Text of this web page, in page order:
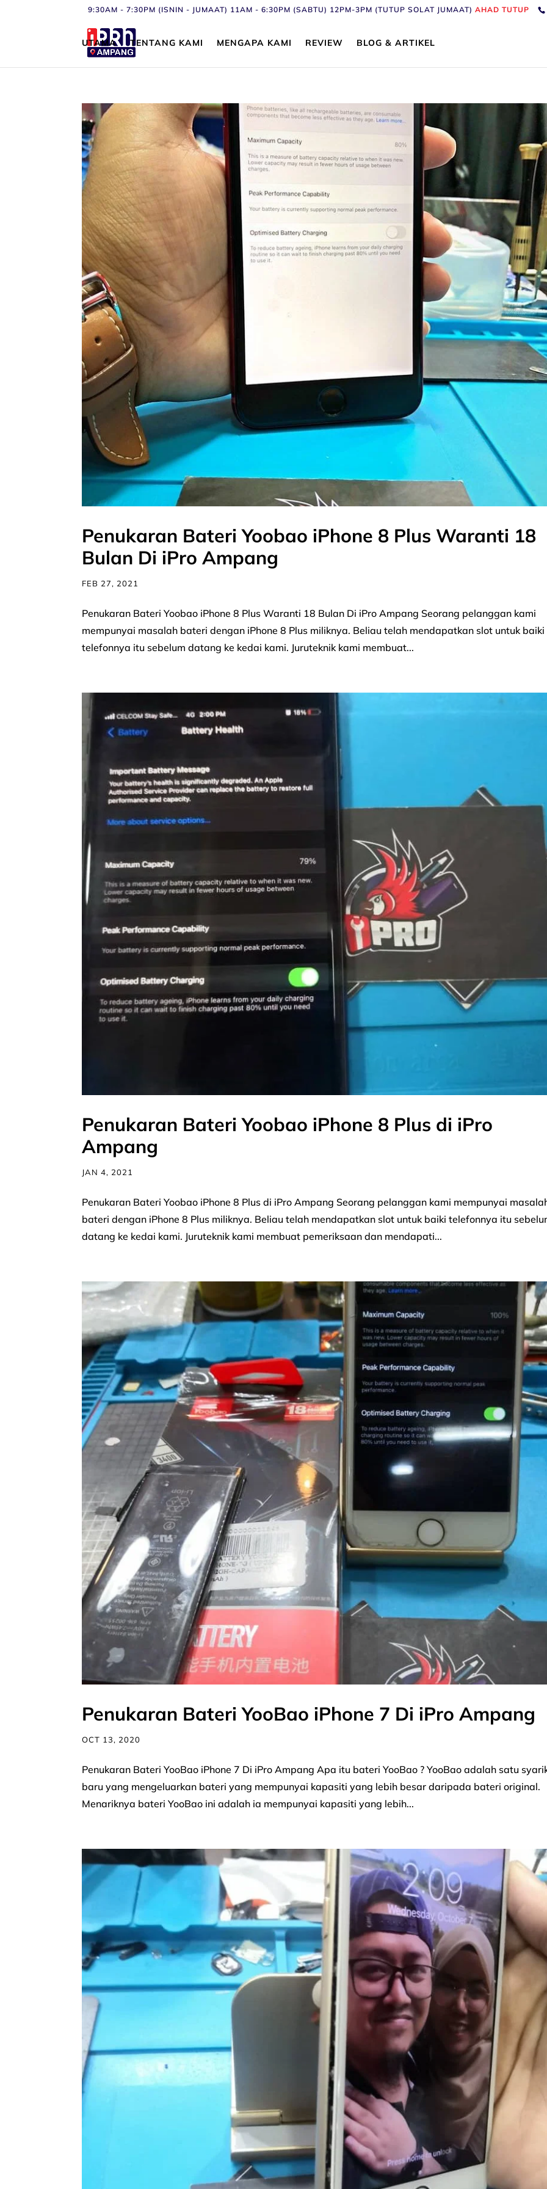
9:30AM - 7:30PM (ISNIN - JUMAAT) 11AM - 6:30PM (SABTU) 12PM-3PM (TUTUP SOLAT JUMAAT)AHAD TUTUP
UTAMA TENTANG KAMI MENGAPA KAMI REVIEW BLOG & ARTIKEL
Penukaran Bateri Yoobao iPhone 8 Plus Waranti 18
Bulan Di iPro Ampang
FEB 27, 2021
Penukaran Bateri Yoobao iPhone 8 Plus Waranti 18 Bulan Di iPro Ampang Seorang pelanggan kami
mempunyai masalah bateri dengan iPhone 8 Plus miliknya. Beliau telah mendapatkan slot untuk baiki
telefonnya itu sebelum datang ke kedai kami. Juruteknik kami membuat...
Penukaran Bateri Yoobao iPhone 8 Plus di iPro
Ampang
JAN 4, 2021
Penukaran Bateri Yoobao iPhone 8 Plus di iPro Ampang Seorang pelanggan kami mempunyai
bateri dengan iPhone 8 Plus miliknya. Beliau telah mendapatkan slot untuk baiki telefonnya itu
datang ke kedai kami. Juruteknik kami membuat pemeriksaan dan mendapati...
Penukaran Bateri YooBao iPhone 7 Di iPro Ampang
OCT 13, 2020
Penukaran Bateri YooBao iPhone 7 Di iPro Ampang Apa itu bateri YooBao ? YooBao adalah satu
baru yang mengeluarkan bateri yang mempunyai kapasiti yang lebih besar daripada bateri original.
Menariknya bateri YooBao ini adalah ia mempunyai kapasiti yang lebih...